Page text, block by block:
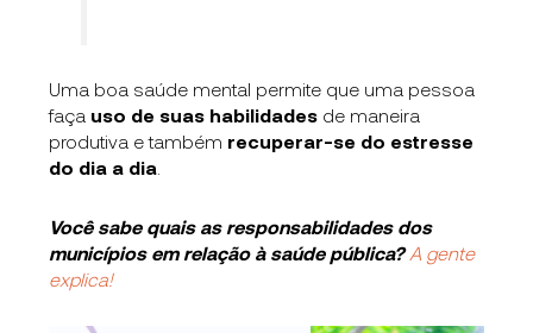
Uma boa saúde mental permite que uma pessoa
faça uso de suas habilidades de maneira
produtiva e também recuperar-se do estresse
do dia a dia
Você sabe quais as responsabilidades dos
municípios em relação à saúde pública?A gente
explica!